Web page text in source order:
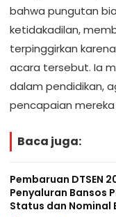
bahwa pungutan
ketidakadilan,
terpinggirkan
acara tersebut. Ia
dalam pendidikan,
pencapaian
Baca juga:
Pembaruan DTSEN
Penyaluran Bansos
Status dan Nominal